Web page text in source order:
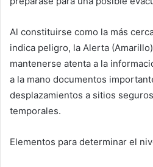
Al constituirse como la más
indica peligro, la Alerta
mantenerse atenta a la
a la mano documentos
desplazamientos a sitios
temporales.
Elementos para determinar el